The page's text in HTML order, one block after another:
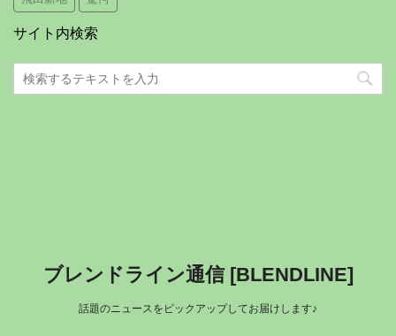
サイト内検索
ブレンドライン通信 [BLENDLINE]
話題のニュースをピックアップしてお届けします♪